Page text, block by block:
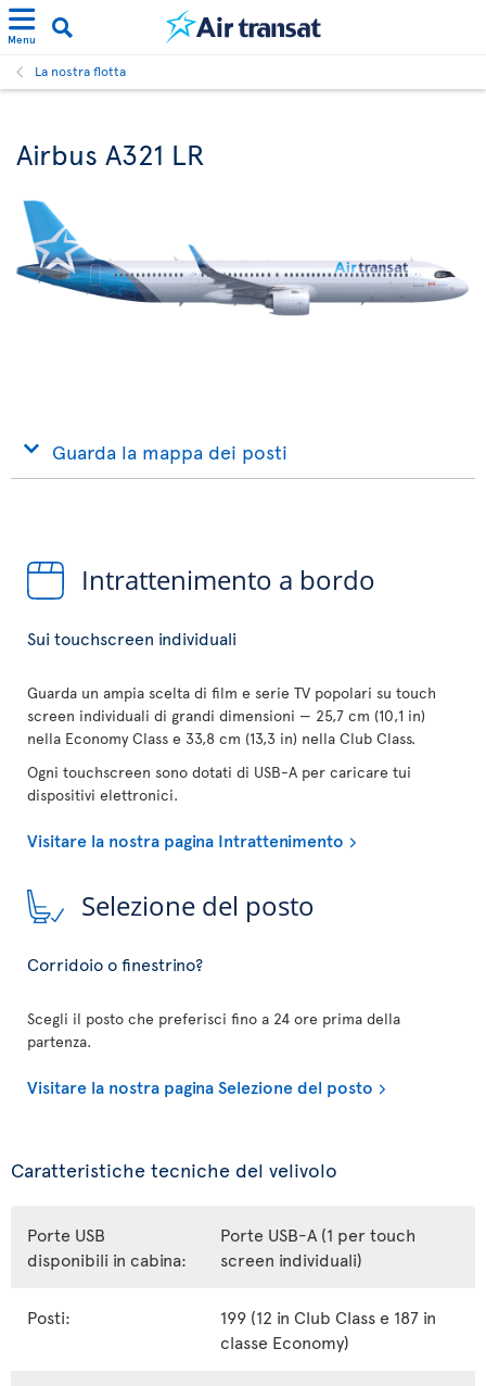
Menu
La nostra flotta
Airbus A321 LR
Guarda la mappa dei posti
Intrattenimento a bordo
Sui touchscreen individuali
Guarda un ampia scelta di film e serie TV popolari su touch
screen individuali di grandi dimensioni — 25,7 cm (10,1 in)
nella Economy Class e 33,8 cm (13,3 in) nella Club Class.
Ogni touchscreen sono dotati di USB-A per caricare tui
dispositivi elettronici.
Visitare la nostra pagina Intrattenimento
Selezione del posto
Corridoio o finestrino?
Scegli il posto che preferisci fino a 24 ore prima della
partenza.
Visitare la nostra pagina Selezione del posto
Caratteristiche tecniche del velivolo
Porte USB
disponibili in cabina:
Porte USB-A (1 per touch
screen individuali)
Posti:
199 (12 in Club Class e 187 in
classe Economy)